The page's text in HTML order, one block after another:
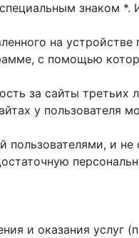
знаком
на устройстве
с помощью
за сайты третьих
у пользователя
и не
и оказания услуг